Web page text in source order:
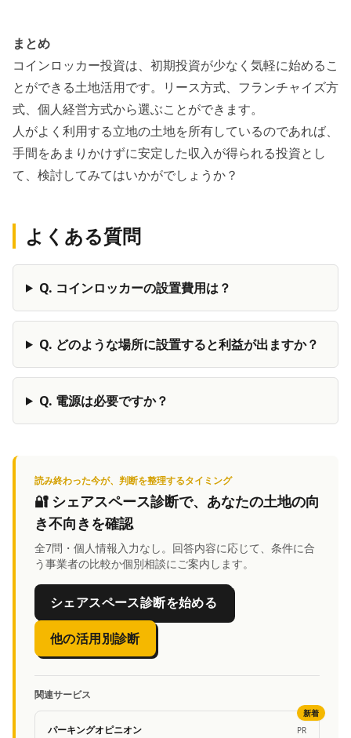
まとめ
コインロッカー投資は、初期投資が少なく気軽に始めるこ
とができる土地活用です。リース方式、フランチャイズ方
式、個人経営方式から選ぶことができます。
人がよく利用する立地の土地を所有しているのであれば、
手間をあまりかけずに安定した収入が得られる投資とし
て、検討してみてはいかがでしょうか？
よくある質問
Q. コインロッカーの設置費用は？
Q. どのような場所に設置すると利益が出ますか？
Q. 電源は必要ですか？
読み終わった今が、判断を整理するタイミング
🔐 シェアスペース診断で、あなたの土地の向
き不向きを確認
全7問・個人情報入力なし。回答内容に応じて、条件に合
う事業者の比較か個別相談にご案内します。
シェアスペース診断を始める
他の活用別診断
関連サービス
パーキングオピニオン PR
新着